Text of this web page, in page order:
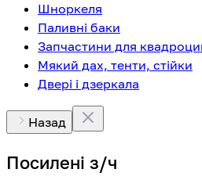
Шноркеля
Паливні баки
Запчастини для
Мякий дах, тенти, стійки
Двері і дзеркала
Назад
Посилені з/ч